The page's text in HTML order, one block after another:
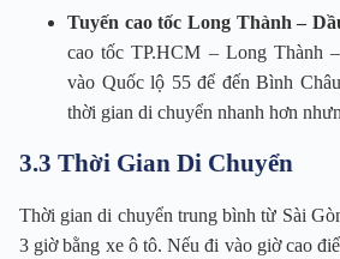
Tuyến cao tốc Long Thành –
cao tốc TP.HCM – Long Thành
vào Quốc lộ 55 để đến Bình
thời gian di chuyển nhanh hơn
3.3 Thời Gian Di Chuyển
Thời gian di chuyển trung bình từ Sài
3 giờ bằng xe ô tô. Nếu đi vào giờ cao